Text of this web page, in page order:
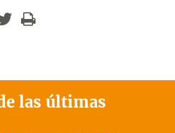
las últimas